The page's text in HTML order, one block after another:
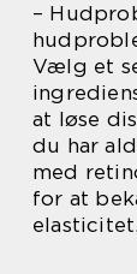
–
Vælg et
at løse
du har
med
for at
elasticitet.